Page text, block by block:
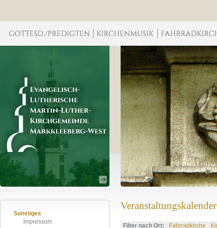
Sonstiges
Impressum
Veranstaltungskalender
Filter nach Ort: Fahrradkirche